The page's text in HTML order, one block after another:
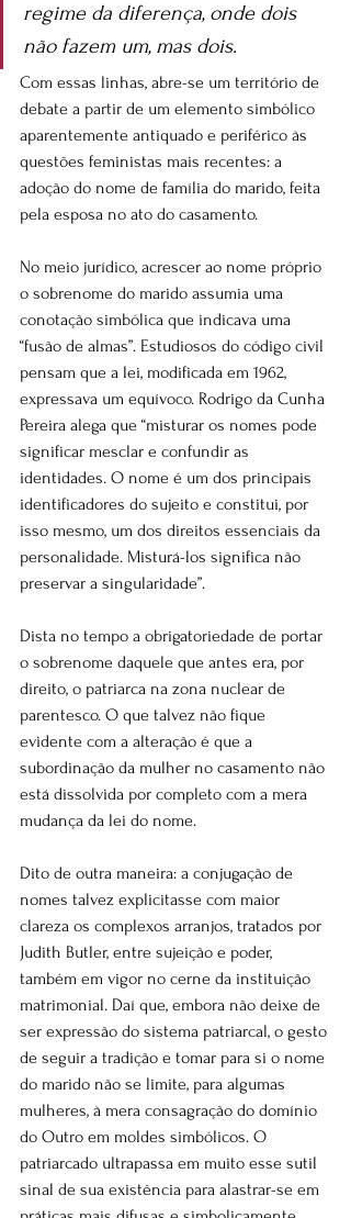
regime da diferença, onde dois
não fazem um, mas dois.
Com essas linhas, abre-se um território de
debate a partir de um elemento simbólico
aparentemente antiquado e periférico às
questões feministas mais recentes: a
adoção do nome de família do marido, feita
pela esposa no ato do casamento.
No meio jurídico, acrescer ao nome próprio
o sobrenome do marido assumia uma
conotação simbólica que indicava uma
“fusão de almas”. Estudiosos do código civil
pensam que a lei, modificada em 1962,
expressava um equívoco. Rodrigo da Cunha
Pereira alega que “misturar os nomes pode
significar mesclar e confundir as
identidades. O nome é um dos principais
identificadores do sujeito e constitui, por
isso mesmo, um dos direitos essenciais da
personalidade. Misturá-los significa não
preservar a singularidade”.
Dista no tempo a obrigatoriedade de portar
o sobrenome daquele que antes era, por
direito, o patriarca na zona nuclear de
parentesco. O que talvez não fique
evidente com a alteração é que a
subordinação da mulher no casamento não
está dissolvida por completo com a mera
mudança da lei do nome.
Dito de outra maneira: a conjugação de
nomes talvez explicitasse com maior
clareza os complexos arranjos, tratados por
Judith Butler, entre sujeição e poder,
também em vigor no cerne da instituição
matrimonial. Daí que, embora não deixe de
ser expressão do sistema patriarcal, o gesto
de seguir a tradição e tomar para si o nome
do marido não se limite, para algumas
mulheres, à mera consagração do domínio
do Outro em moldes simbólicos. O
patriarcado ultrapassa em muito esse sutil
sinal de sua existência para alastrar-se em